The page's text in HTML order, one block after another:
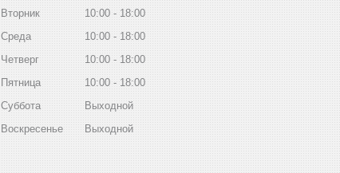
Вторник
10:00
18:00
Среда
10:00
18:00
Четверг
10:00
18:00
Пятница
10:00
18:00
Суббота
Выходной
Воскресенье
Выходной